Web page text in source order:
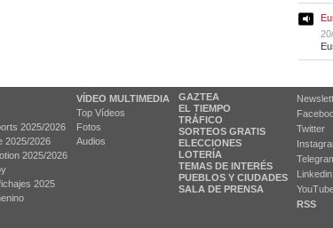
2025/2026
2025/2026
2025/2026
2025
VÍDEO MULTIMEDIA
Top Vídeos
Fotos
Audios
GAZTEA
EL TIEMPO
TRÁFICO
SORTEOS GRATIS
ELECCIONES
LOTERÍA
TEMAS DE INTERÉS
PUEBLOS Y CIUDADES
SALA DE PRENSA
Twitter
Linkedin
RSS